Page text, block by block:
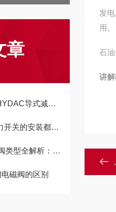
章
压阀，收藏备用！
装都有哪些要求呢
的电磁阀种类及其应用
磁阀的区别
发
用。
石
讲